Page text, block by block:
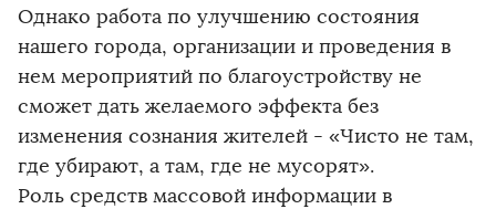
Однако работа по улучшению состояния
нашего города, организации и проведения в
нем мероприятий по благоустройству не
сможет дать желаемого эффекта без
изменения сознания жителей - «Чисто не там,
где убирают, а там, где не мусорят».
Роль средств массовой информации в